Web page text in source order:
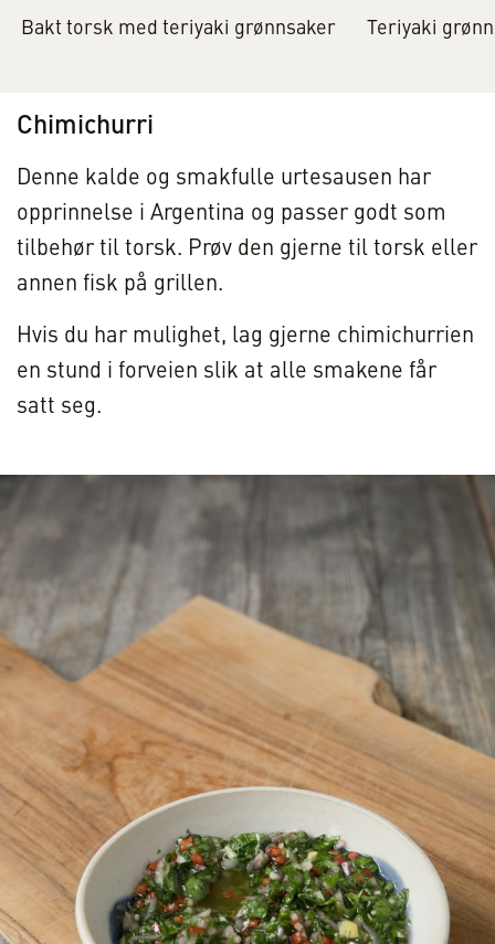
Bakt torsk med teriyaki grønnsaker Teriyaki
Chimichurri
Denne kalde og smakfulle urtesausen har
opprinnelse i Argentina og passer godt som
tilbehør til torsk. Prøv den gjerne til torsk eller
annen fisk på grillen.
Hvis du har mulighet, lag gjerne chimichurrien
en stund i forveien slik at alle smakene får
satt seg.